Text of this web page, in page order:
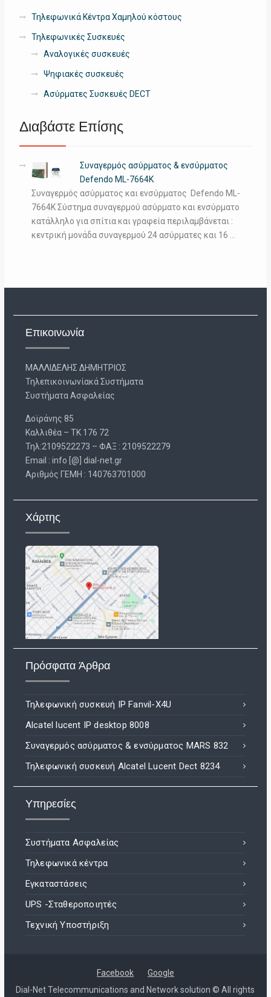
Τηλεφωνικά Κέντρα Χαμηλού κόστους
Τηλεφωνικές Συσκευές
Αναλογικές συσκευές
Ψηφιακές συσκευές
Ασύρματες Συσκευές DECT
Διαβάστε Επίσης
Συναγερμός ασύρματος & ενσύρματος
Defendo ML-7664K
Συναγερμός ασύρματος και ενσύρματος Defendo ML-
7664K Σύστημα συναγερμού ασύρματο και ενσύρματο
κατάλληλο για σπίτια και γραφεία περιλαμβάνεται :
κεντρική μονάδα συναγερμού 24 ασύρματες και 16 …
Επικοινωνία
ΜΑΛΛΙΔΕΛΗΣ ΔΗΜΗΤΡΙΟΣ
Τηλεπικοινωνίακά Συστήματα
Συστήματα Ασφαλείας
Δοϊράνης 85
Καλλιθέα – ΤΚ 176 72
Τηλ:2109522273 – ΦΑΞ : 2109522279
Email : info [@] dial-net.gr
Aριθμός ΓΕΜΗ : 140763701000
Χάρτης
Πρόσφατα Άρθρα
Τηλεφωνική συσκευή IP Fanvil-X4U
Alcatel lucent IP desktop 8008
Συναγερμός ασύρματος & ενσύρματος MARS 832
Τηλεφωνική συσκευή Alcatel Lucent Dect 8234
Υπηρεσίες
Συστήματα Ασφαλείας
Τηλεφωνικά κέντρα
Εγκαταστάσεις
UPS -Σταθεροποιητές
Τεχνική Υποστήριξη
Facebook
Google
Dial-Net Telecommunications and Network solution © All rights